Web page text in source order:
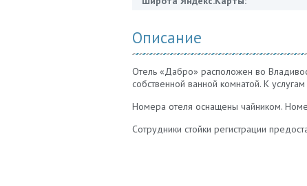
Описание
Отель «Дабро» расположен во
собственной ванной комнатой. К
Номера отеля оснащены чайником.
Сотрудники стойки регистрации